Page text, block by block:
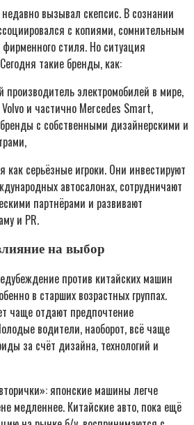
вызывал скепсис. В сознании
с копиями, сомнительным
стиля. Но ситуация
такие бренды, как:
электромобилей в мире,
и частично Mercedes Smart,
с собственными дизайнерскими и
как серьёзные игроки. Они инвестируют
автосалонах, сотрудничают
партнёрами и развивают
и PR.
на выбор
против китайских машин
в старших возрастных группах.
чаще отдают предпочтение
водители, наоборот, всё чаще
за счёт дизайна, технологий и
японские машины легче
медленнее. Китайские авто, пока ещё